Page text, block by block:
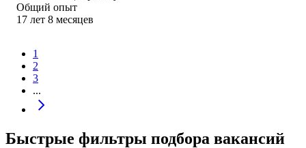
Общий опыт
17 лет 8 месяцев
1
2
3
...
Быстрые фильтры подбора вакансий